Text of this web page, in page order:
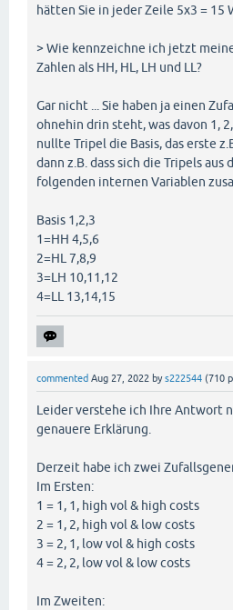
hätten Sie in jeder Zeile 5x3 = 15
> Wie kennzeichne ich jetzt
Zahlen als HH, HL, LH und LL?
Gar nicht ... Sie haben ja einen
ohnehin drin steht, was davon 1,
nullte Tripel die Basis, das erste
dann z.B. dass sich die Tripels
folgenden internen Variablen
Basis 1,2,3
1=HH 4,5,6
2=HL 7,8,9
3=LH 10,11,12
4=LL 13,14,15
commented Aug 27, 2022 bys222544 (710
Leider verstehe ich Ihre Antwort
genauere Erklärung.
Derzeit habe ich zwei
Im Ersten:
1 = 1, 1, high vol & high costs
2 = 1, 2, high vol & low costs
3 = 2, 1, low vol & high costs
4 = 2, 2, low vol & low costs
Im Zweiten: